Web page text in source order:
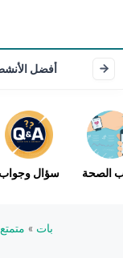
أفضل
سؤال وجواب الصحة
بات »